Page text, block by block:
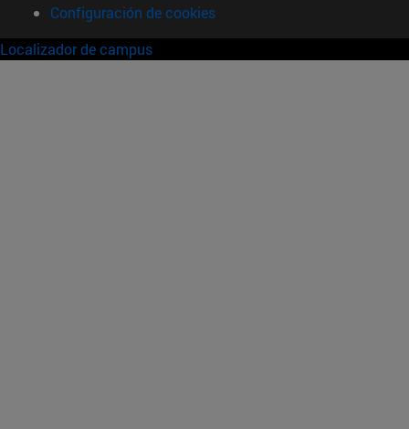
Configuración de cookies
Localizador de campus